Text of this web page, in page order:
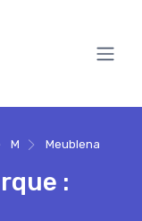
M Meublena
: